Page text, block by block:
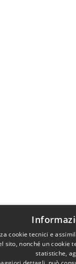
cookie tecnici e
sito, nonché un
statistiche,